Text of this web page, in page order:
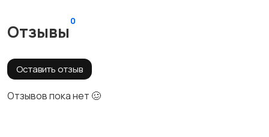
Отзывы
0
Оставить отзыв
Отзывов пока нет 🥴